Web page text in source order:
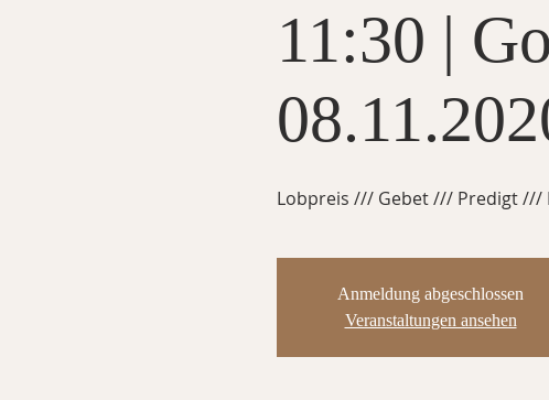
11:30 |
Lobpreis /// Gebet /// Predigt ///
Anmeldung abgeschlossen
Veranstaltungen ansehen